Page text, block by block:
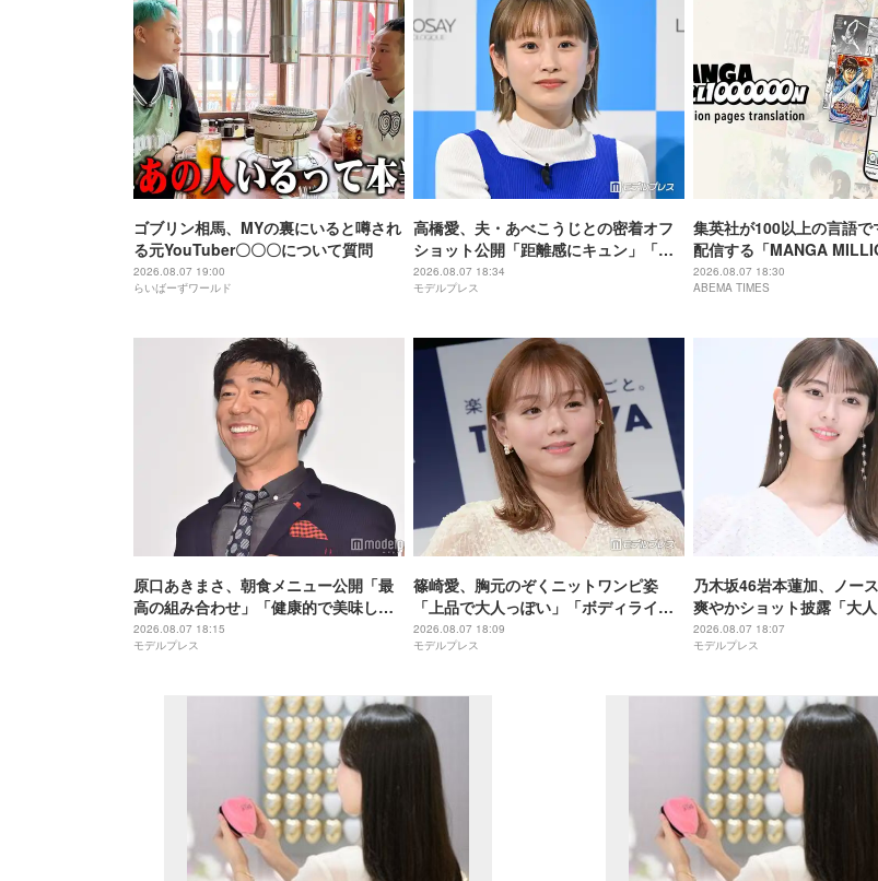
ゴブリン相馬、MYの裏にいると噂され
る元YouTuber〇〇〇について質問
2026.08.07 19:00
らいばーずワールド
高橋愛、夫・あべこうじとの密着オフ
ショット公開「距離感にキュン」「素
敵な夫婦」
2026.08.07 18:34
モデルプレス
集英社が100以上の言語で
配信する「MANGA
ト！国内からは『ONE
覧可能
2026.08.07 18:30
ABEMA TIMES
原口あきまさ、朝食メニュー公開「最
高の組み合わせ」「健康的で美味しそ
う」の声
2026.08.07 18:15
モデルプレス
篠崎愛、胸元のぞくニットワンピ姿
「上品で大人っぽい」「ボディライン
憧れる」
2026.08.07 18:09
モデルプレス
乃木坂46岩本蓮加、ノー
爽やかショット披露「大
愛さが完璧に共存してる」
2026.08.07 18:07
モデルプレス